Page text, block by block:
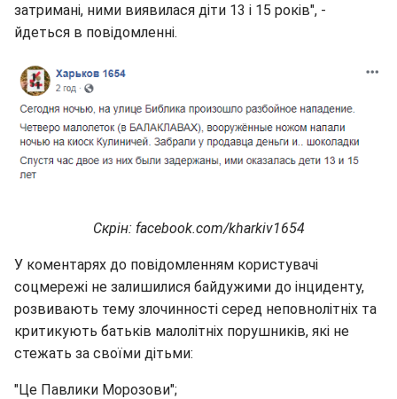
затримані, ними виявилася діти 13 і 15 років", -
йдеться в повідомленні.
Скрін: facebook.com/kharkiv1654
У коментарях до повідомленням користувачі
соцмережі не залишилися байдужими до інциденту,
розвивають тему злочинності серед неповнолітніх та
критикують батьків малолітніх порушників, які не
стежать за своїми дітьми:
"Це Павлики Морозови";